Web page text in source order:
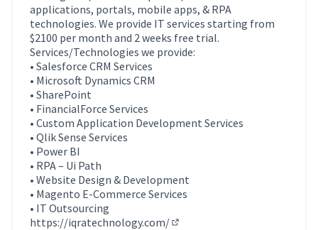
applications, portals, mobile apps, & RPA
technologies. We provide IT services starting from
$2100 per month and 2 weeks free trial.
Services/Technologies we provide:
• Salesforce CRM Services
• Microsoft Dynamics CRM
• SharePoint
• FinancialForce Services
• Custom Application Development Services
• Qlik Sense Services
• Power BI
• RPA – Ui Path
• Website Design & Development
• Magento E-Commerce Services
• IT Outsourcing
https://iqratechnology.com/